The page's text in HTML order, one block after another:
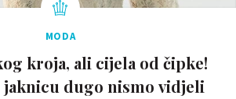
MODA
kroja, ali cijela od čipke!
jaknicu dugo nismo vidjeli